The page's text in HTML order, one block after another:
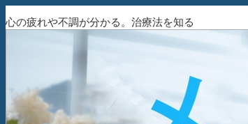
心の疲れや不調が分かる。治療法を知る